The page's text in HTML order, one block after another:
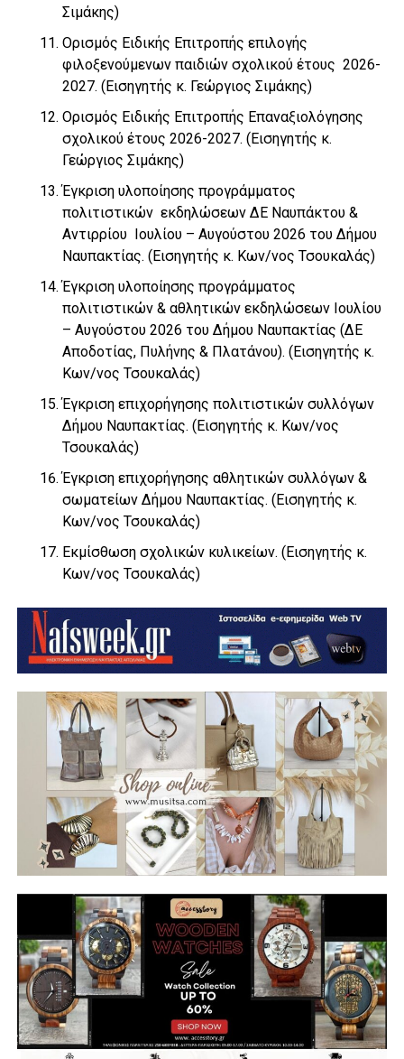
Σιμάκης)
Ορισμός Ειδικής Επιτροπής επιλογής
φιλοξενούμενων παιδιών σχολικού έτους 2026-
2027. (Εισηγητής κ. Γεώργιος Σιμάκης)
Ορισμός Ειδικής Επιτροπής Επαναξιολόγησης
σχολικού έτους 2026-2027. (Εισηγητής κ.
Γεώργιος Σιμάκης)
Έγκριση υλοποίησης προγράμματος
πολιτιστικών εκδηλώσεων ΔΕ Ναυπάκτου &
Αντιρρίου Ιουλίου – Αυγούστου 2026 του Δήμου
Ναυπακτίας. (Εισηγητής κ. Κων/νος Τσουκαλάς)
Έγκριση υλοποίησης προγράμματος
πολιτιστικών & αθλητικών εκδηλώσεων Ιουλίου
– Αυγούστου 2026 του Δήμου Ναυπακτίας (ΔΕ
Αποδοτίας, Πυλήνης & Πλατάνου). (Εισηγητής κ.
Κων/νος Τσουκαλάς)
Έγκριση επιχορήγησης πολιτιστικών συλλόγων
Δήμου Ναυπακτίας. (Εισηγητής κ. Κων/νος
Τσουκαλάς)
Έγκριση επιχορήγησης αθλητικών συλλόγων &
σωματείων Δήμου Ναυπακτίας. (Εισηγητής κ.
Κων/νος Τσουκαλάς)
Εκμίσθωση σχολικών κυλικείων. (Εισηγητής κ.
Κων/νος Τσουκαλάς)